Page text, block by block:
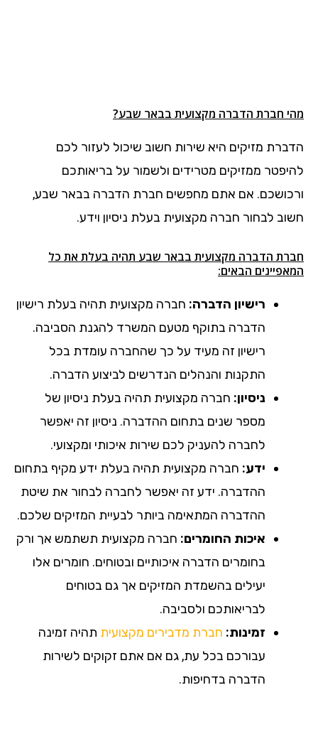
מהי חברת הדברה מקצועית בבאר שבע?
הדברת מזיקים היא שירות חשוב שיכול לעזור לכם
להיפטר ממזיקים מטרידים ולשמור על בריאותכם
ורכושכם. אם אתם מחפשים חברת הדברה בבאר שבע,
חשוב לבחור חברה מקצועית בעלת ניסיון וידע.
חברת הדברה מקצועית בבאר שבע תהיה בעלת את כל
המאפיינים הבאים:
רישיון הדברה: חברה מקצועית תהיה בעלת רישיון
הדברה בתוקף מטעם המשרד להגנת הסביבה.
רישיון זה מעיד על כך שהחברה עומדת בכל
התקנות והנהלים הנדרשים לביצוע הדברה.
ניסיון: חברה מקצועית תהיה בעלת ניסיון של
מספר שנים בתחום ההדברה. ניסיון זה יאפשר
לחברה להעניק לכם שירות איכותי ומקצועי.
ידע: חברה מקצועית תהיה בעלת ידע מקיף בתחום
ההדברה. ידע זה יאפשר לחברה לבחור את שיטת
ההדברה המתאימה ביותר לבעיית המזיקים שלכם.
איכות החומרים: חברה מקצועית תשתמש אך ורק
בחומרים הדברה איכותיים ובטוחים. חומרים אלו
יעילים בהשמדת המזיקים אך גם בטוחים
לבריאותכם ולסביבה.
זמינות: חברת מדבירים מקצועית תהיה זמינה
עבורכם בכל עת, גם אם אתם זקוקים לשירות
הדברה בדחיפות.